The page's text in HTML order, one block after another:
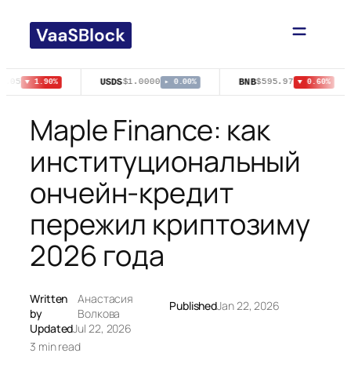
content
▼ 1.90% USDS$1.0000 ▸ 0.00% BNB$595.97 ▼ 0.60%
Maple Finance: как
институциональный
ончейн-кредит
пережил криптозиму
2026 года
Written
by
Анастасия
Волкова
PublishedJan 22, 2026
UpdatedJul 22, 2026
3 min read